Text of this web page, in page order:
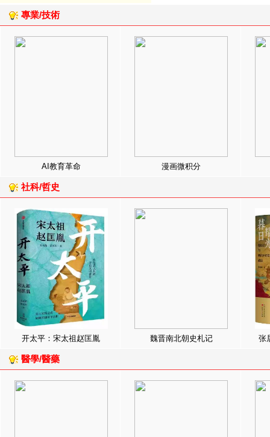
專業/技術
AI教育革命 漫画微积分
社科/哲史
开太平：宋太祖赵匡胤 魏晋南北朝史札记 张
醫學/醫藥